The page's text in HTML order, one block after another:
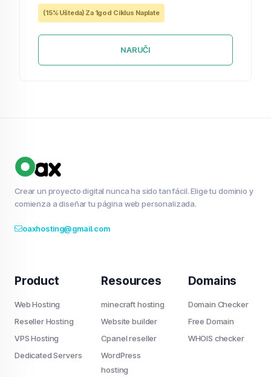
(15% Ušteda) Za 1god Ciklus Naplate
NARUČI
Crear un proyecto digital nunca ha sido tan fácil. Elige tu dominio y
comienza a diseñar tu página web personalizada.
oaxhosting@gmail.com
Product
Web Hosting
Reseller Hosting
VPS Hosting
Dedicated Servers
Resources
minecraft hosting
Website builder
Cpanel reseller
WordPress
hosting
Domains
Domain Checker
Free Domain
WHOIS checker